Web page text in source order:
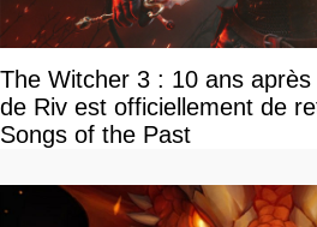
The Witcher 3 : 10 ans
de Riv est officiellement de
Songs of the Past